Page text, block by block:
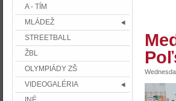
A - TÍM
MLÁDEŽ
STREETBALL
ŽBL
OLYMPIÁDY ZŠ
VIDEOGALÉRIA